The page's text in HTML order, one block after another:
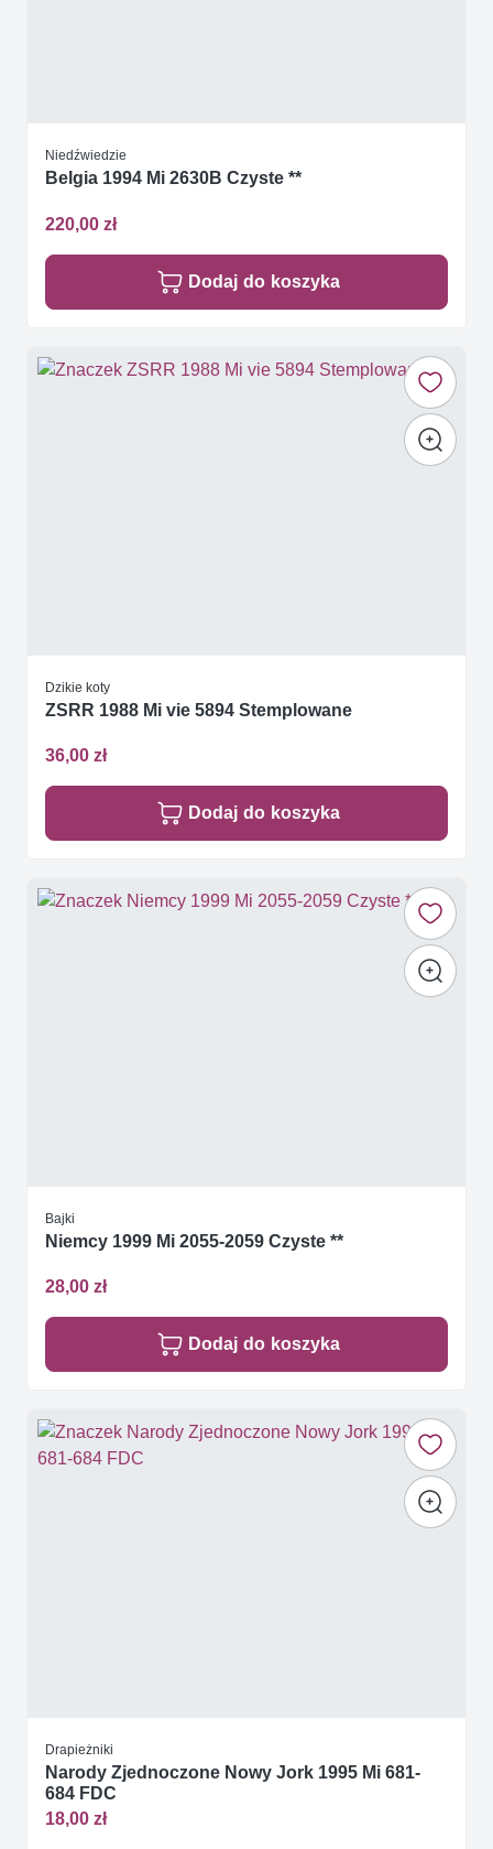
Niedźwiedzie
Belgia 1994 Mi 2630B Czyste **
220,00 zł
Dodaj do koszyka
Dzikie koty
ZSRR 1988 Mi vie 5894 Stemplowane
36,00 zł
Dodaj do koszyka
Bajki
Niemcy 1999 Mi 2055-2059 Czyste **
28,00 zł
Dodaj do koszyka
Drapieżniki
Narody Zjednoczone Nowy Jork 1995 Mi 681-
684 FDC
18,00 zł